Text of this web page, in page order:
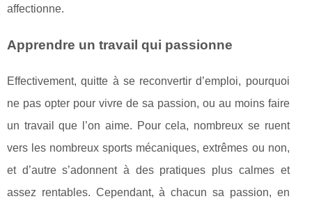
affectionne.
Apprendre un travail qui passionne
Effectivement, quitte à se reconvertir d’emploi, pourquoi
ne pas opter pour vivre de sa passion, ou au moins faire
un travail que l’on aime. Pour cela, nombreux se ruent
vers les nombreux sports mécaniques, extrêmes ou non,
et d’autre s’adonnent à des pratiques plus calmes et
assez rentables. Cependant, à chacun sa passion, en